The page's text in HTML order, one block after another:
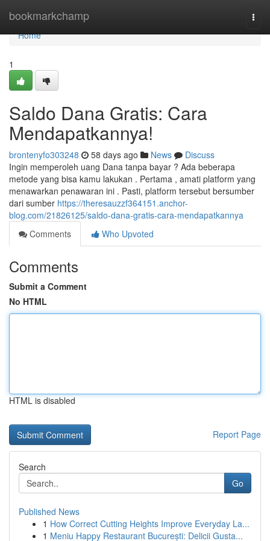
bookmarkchamp
Home
Home
1
Saldo Dana Gratis: Cara
Mendapatkannya!
brontenyfo303248 58 days ago News
Discuss
Ingin memperoleh uang Dana tanpa bayar ? Ada beberapa
metode yang bisa kamu lakukan . Pertama , amati platform yang
menawarkan penawaran ini . Pasti, platform tersebut bersumber
dari sumber https://theresauzzf364151.anchor-
blog.com/21826125/saldo-dana-gratis-cara-mendapatkannya
Comments
Who Upvoted
Comments
Submit a Comment
No HTML
HTML is disabled
Report Page
Search
Go
Published News
1 How Correct Cutting Heights Improve Everyday La...
1 Meniu Happy Restaurant București: Delicii Gusta...